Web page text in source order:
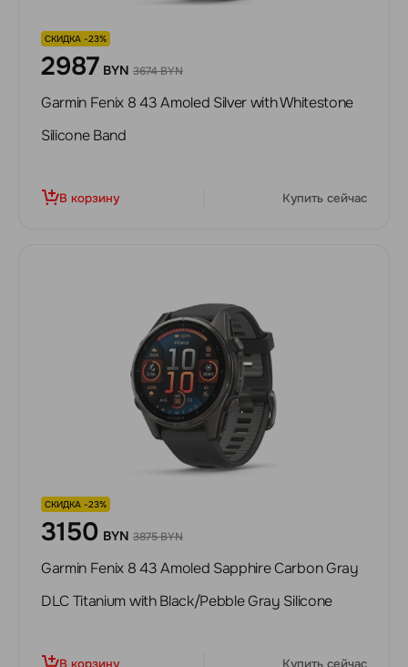
СКИДКА -23%
2987 BYN 3674 BYN
Garmin Fenix 8 43 Amoled Silver with Whitestone
Silicone Band
В корзину Купить сейчас
СКИДКА -23%
3150 BYN 3875 BYN
Garmin Fenix 8 43 Amoled Sapphire Carbon Gray
DLC Titanium with Black/Pebble Gray Silicone
В корзину Купить сейчас